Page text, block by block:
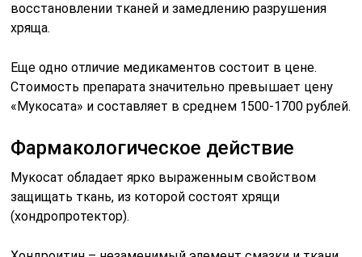
восстановлении тканей и замедлению разрушения
хряща.
Еще одно отличие медикаментов состоит в цене.
Стоимость препарата значительно превышает цену
«Мукосата» и составляет в среднем 1500-1700 рублей.
Фармакологическое действие
Мукосат обладает ярко выраженным свойством
защищать ткань, из которой состоят хрящи
(хондропротектор).